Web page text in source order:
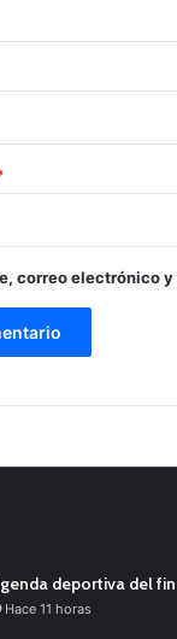
correo electrónico
deportiva del
Hace 11 horas